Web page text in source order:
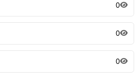
0
0
0